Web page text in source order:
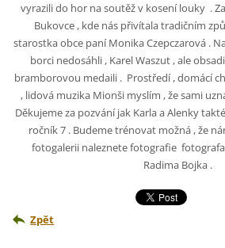
vyrazili do hor na soutěž v kosení louky .
Bukovce , kde nás přivítala tradičním
starostka obce paní Monika Czepczarová .
borci nedosáhli , Karel Waszut , ale
bramborovou medaili . Prostředí , domácí
, lidová muzika Mionši myslím , že sami
Děkujeme za pozvání jak Karla a Alenky
ročník 7 . Budeme trénovat možná , že
fotogalerii naleznete fotografie
Radima Bojka .
Zpět